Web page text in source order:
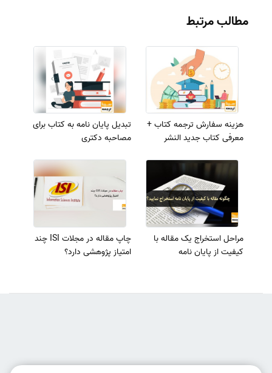
مطالب مرتبط
هزینه سفارش ترجمه کتاب +
معرفی کتاب جدید النشر
تبدیل پایان نامه به کتاب برای
مصاحبه دکتری
مراحل استخراج یک مقاله با
کیفیت از پایان نامه
چاپ مقاله در مجلات ISI چند
امتیاز پژوهشی دارد؟